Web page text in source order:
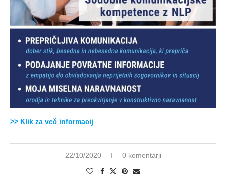
>> Klik za več informacij
22/10/2020 0 komentarji